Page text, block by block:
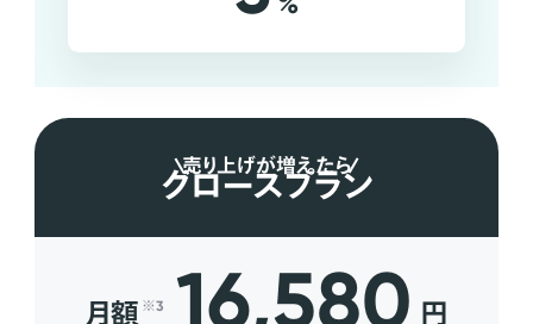
売り上げが増えたら
グロースプラン
月額 ※3 16,580 円